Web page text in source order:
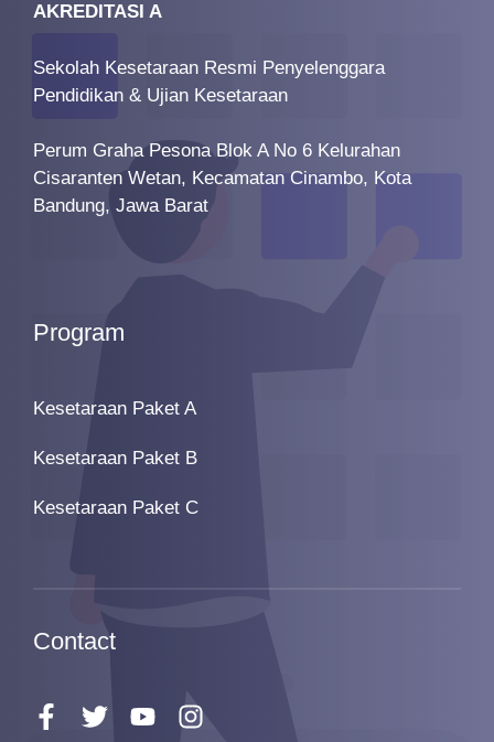
AKREDITASI A
Sekolah Kesetaraan Resmi Penyelenggara
Pendidikan & Ujian Kesetaraan
Perum Graha Pesona Blok A No 6 Kelurahan
Cisaranten Wetan, Kecamatan Cinambo, Kota
Bandung, Jawa Barat
Program
Kesetaraan Paket A
Kesetaraan Paket B
Kesetaraan Paket C
Contact